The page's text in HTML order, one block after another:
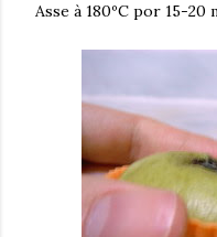
Asse à 180ºC por 15-20